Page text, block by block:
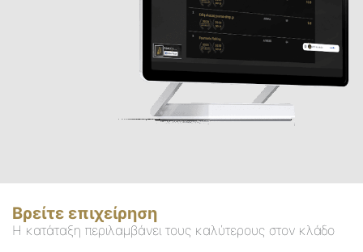
Βρείτε επιχείρηση
Η κατάταξη περιλαμβάνει τους καλύτερους στον κλάδο